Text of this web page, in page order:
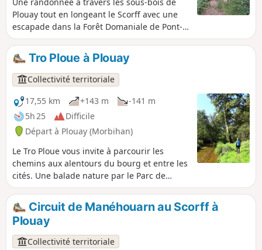
Plouay tout en longeant le Scorff avec une
escapade dans la Forêt Domaniale de Pont-
Callec et pour terminer un promenade dans
le Vélo-Parc de Plouay.
Tro Ploue à Plouay
Collectivité territoriale
17,55 km
+143 m
-141 m
5h 25
Difficile
Départ à Plouay (Morbihan)
Le Tro Ploue vous invite à parcourir les
chemins aux alentours du bourg et entre les
cités. Une balade nature par le Parc de
Manehouarn, le Bois Coët Fao et la vallée du
Saint-Sauveur. Une promenade historique à
la découverte des édifices religieux, croix,
fontaines, etc.
Circuit de Manéhouarn au Scorff à
Plouay
Collectivité territoriale